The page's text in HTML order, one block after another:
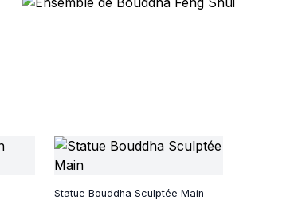
Statue Bouddha Sculptée Main